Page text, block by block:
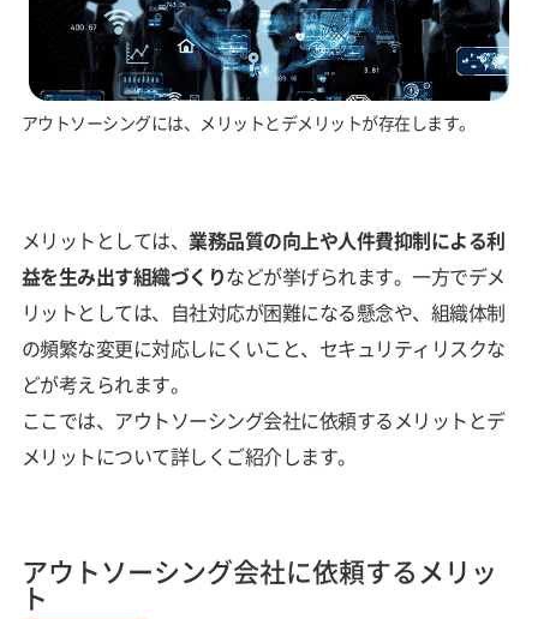
アウトソーシングには、メリットとデメリットが存在します。
メリットとしては、 業務品質の向上や人件費抑制による利
益を生み出す組織づくりなどが挙げられます。一方でデメ
リットとしては、自社対応が困難になる懸念や、組織体制
の頻繁な変更に対応しにくいこと、セキュリティリスクな
どが考えられます。
ここでは、アウトソーシング会社に依頼するメリットとデ
メリットについて詳しくご紹介します。
アウトソーシング会社に依頼するメリッ
ト